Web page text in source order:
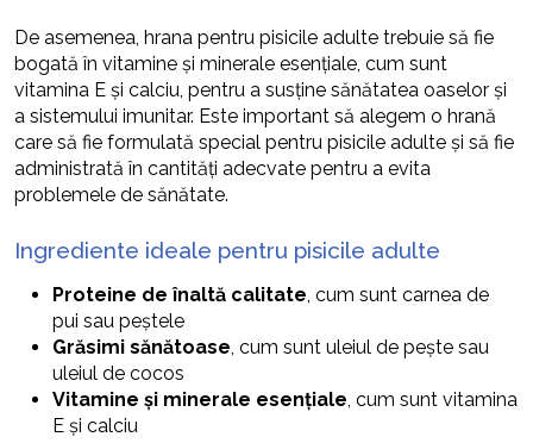
De asemenea, hrana pentru pisicile adulte trebuie să fie
bogată în vitamine și minerale esențiale, cum sunt
vitamina E și calciu, pentru a susține sănătatea oaselor și
a sistemului imunitar. Este important să alegem o hrană
care să fie formulată special pentru pisicile adulte și să fie
administrată în cantități adecvate pentru a evita
problemele de sănătate.
Ingrediente ideale pentru pisicile adulte
Proteine de înaltă calitate , cum sunt carnea de
pui sau peștele
Grăsimi sănătoase , cum sunt uleiul de pește sau
uleiul de cocos
Vitamine și minerale esențiale , cum sunt vitamina
E și calciu